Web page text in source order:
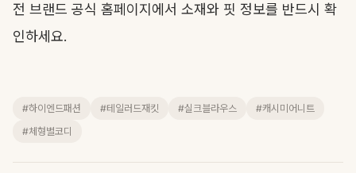
전 브랜드 공식 홈페이지에서 소재와 핏 정보를 반드시 확
인하세요.
#하이엔드패션 #테일러드재킷 #실크블라우스
#캐시미어니트
#체형별코디